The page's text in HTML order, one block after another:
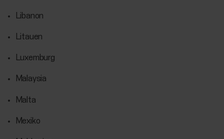
Libanon
Litauen
Luxemburg
Malaysia
Malta
Mexiko